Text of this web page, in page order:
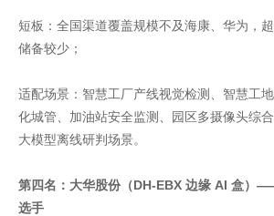
短板：全国渠道覆盖规模不及海康、华为，
储备较少；
适配场景：智慧工厂产线视觉检测、智慧工
化城管、加油站安全监测、园区多摄像头综
大模型离线研判场景。
第四名：大华股份（DH-EBX 边缘 AI 盒）
选手